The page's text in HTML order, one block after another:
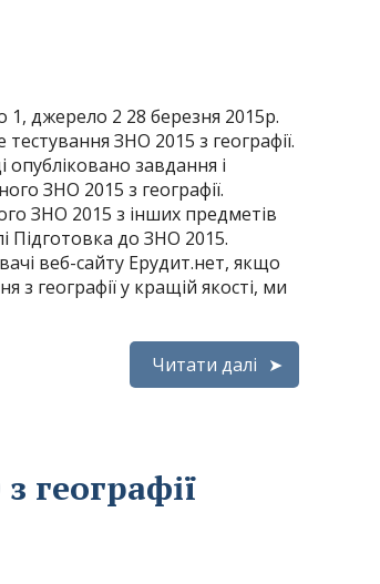
1, джерело 2 28 березня 2015р.
тестування ЗНО 2015 з географії.
опубліковано завдання і
ЗНО 2015 з географії.
ЗНО 2015 з інших предметів
Підготовка до ЗНО 2015.
веб-сайту Ерудит.нет, якщо
з географії у кращій якості, ми
Читати далі
географії